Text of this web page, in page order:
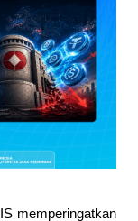
memperingatkan